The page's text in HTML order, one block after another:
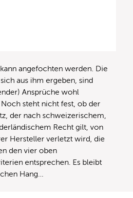
angefochten werden. Die
aus ihm ergeben, sind
Ansprüche wohl
steht nicht fest, ob der
der nach schweizerischem,
Recht gilt, von
Hersteller verletzt wird, die
den vier oben
entsprechen. Es bleibt
Hang…